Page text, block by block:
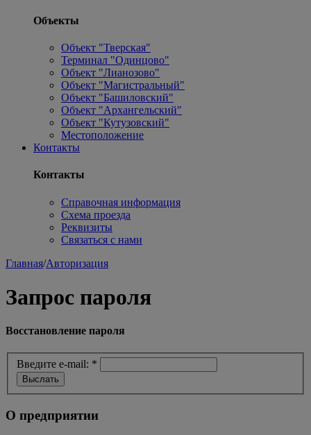
Объекты
Объект "Тверская"
Терминал "Одинцово"
Объект "Лианозово"
Объект "Магистральный"
Объект "Башиловский"
Объект "Архангельский"
Объект "Кутузовский"
Местоположение
Контакты
Контакты
Справочная информация
Схема проезда
Реквизиты
Связаться с нами
Главная/Авторизация
Запрос пароля
Восстановление пароля
Введите e-mail: *
О предприятии